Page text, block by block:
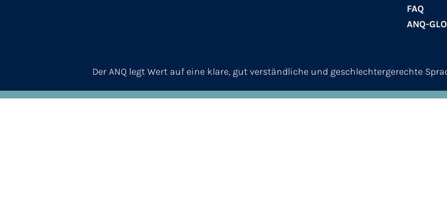
FAQ
ANQ-
Der ANQ legt Wert auf eine klare, gut verständliche und geschlechtergerechte